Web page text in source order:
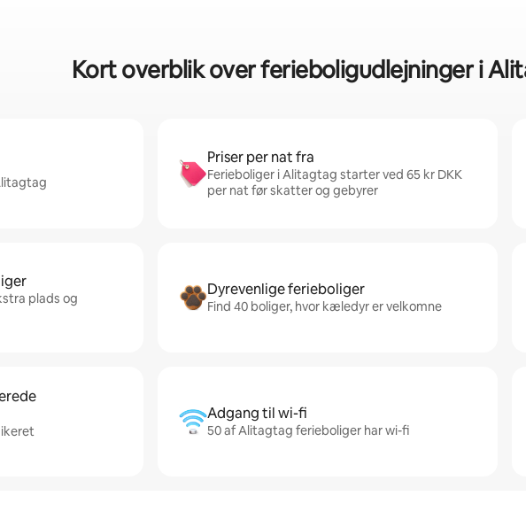
Kort overblik over ferieboligudlejninger i
Priser per nat fra
Ferieboliger i Alitagtag starter ved 65 kr DKK
per nat før skatter og gebyrer
plads og
Dyrevenlige ferieboliger
Find 40 boliger, hvor kæledyr er velkomne
Adgang til wi-fi
50 af Alitagtag ferieboliger har wi-fi